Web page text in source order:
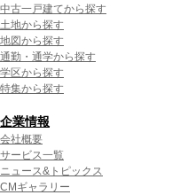
中古一戸建てから探す
土地から探す
地図から探す
通勤・通学から探す
学区から探す
特集から探す
企業情報
会社概要
サービス一覧
ニュース&トピックス
CMギャラリー